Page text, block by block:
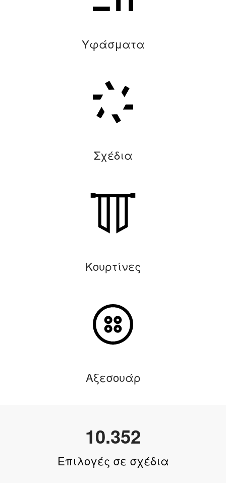
Υφάσματα
Σχέδια
Κουρτίνες
Αξεσουάρ
10.352
Επιλογές σε σχέδια